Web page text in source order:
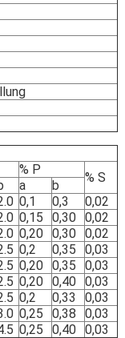
% P
% S
a
b
0,1 0,3
0,02
0,15 0,30 0,02
0,20 0,30 0,02
0,2 0,35
0,03
0,20 0,35
0,03
0,20 0,40 0,03
0,2 0,33
0,03
0,25 0,38
0,03
0,25 0,40 0,03